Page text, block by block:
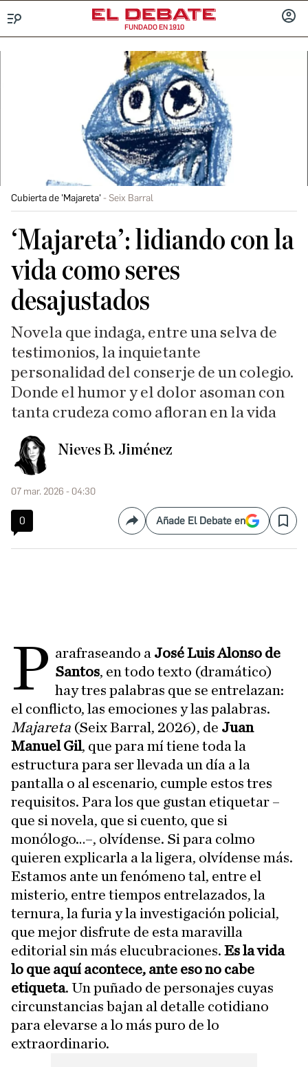
FUNDADO EN 1910
Cubierta de 'Majareta' Seix Barral
‘Majareta’: lidiando con la
vida como seres
desajustados
Novela que indaga, entre una selva de
testimonios, la inquietante
personalidad del conserje de un colegio.
Donde el humor y el dolor asoman con
tanta crudeza como afloran en la vida
Nieves B. Jiménez
07 mar. 2026 - 04:30
0 CompartirAñade El Debate en Save
P arafraseando a José Luis Alonso de
Santos, en todo texto (dramático)
hay tres palabras que se entrelazan:
el conflicto, las emociones y las palabras.
Majareta (Seix Barral, 2026), de Juan
Manuel Gil, que para mí tiene toda la
estructura para ser llevada un día a la
pantalla o al escenario, cumple estos tres
requisitos. Para los que gustan etiquetar –
que si novela, que si cuento, que si
monólogo…–, olvídense. Si para colmo
quieren explicarla a la ligera, olvídense más.
Estamos ante un fenómeno tal, entre el
misterio, entre tiempos entrelazados, la
ternura, la furia y la investigación policial,
que mejor disfrute de esta maravilla
editorial sin más elucubraciones. Es la vida
lo que aquí acontece, ante eso no cabe
etiqueta. Un puñado de personajes cuyas
circunstancias bajan al detalle cotidiano
para elevarse a lo más puro de lo
extraordinario.